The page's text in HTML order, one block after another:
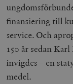
finansiering till
service. Och
150 år sedan
invigdes – en
medel.